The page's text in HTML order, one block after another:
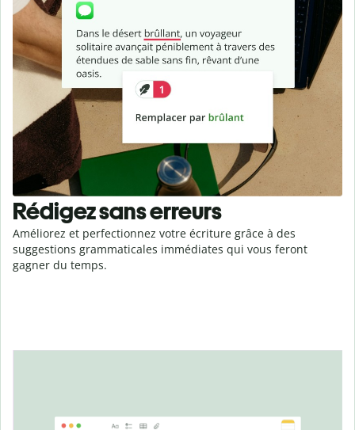
Rédigez sans erreurs
Améliorez et perfectionnez votre écriture grâce à des
suggestions grammaticales immédiates qui vous feront
gagner du temps.